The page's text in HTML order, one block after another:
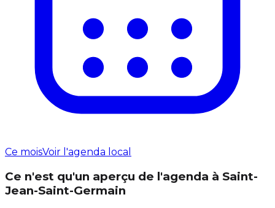
Ce moisVoir l'agenda local
Ce n'est qu'un aperçu de l'agenda à Saint-
Jean-Saint-Germain